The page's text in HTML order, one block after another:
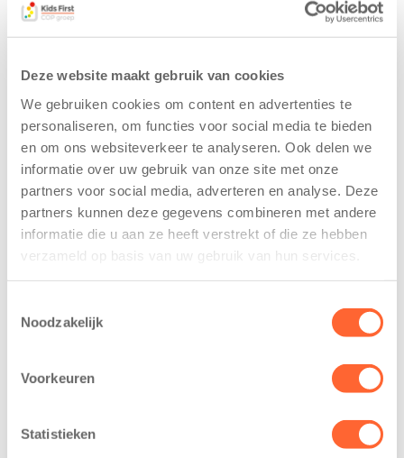
Deze website maakt gebruik van cookies
We gebruiken cookies om content en advertenties te
personaliseren, om functies voor social media te bieden
en om ons websiteverkeer te analyseren. Ook delen we
informatie over uw gebruik van onze site met onze
partners voor social media, adverteren en analyse. Deze
partners kunnen deze gegevens combineren met andere
informatie die u aan ze heeft verstrekt of die ze hebben
verzameld op basis van uw gebruik van hun services.
Noodzakelijk
Voorkeuren
Statistieken
Kinderen BSO
De
Westerburcht
trainen alvast
voor Kids First
Mini 4 Mijl
7 augustus 2026
van BSO De
donderdag alvast
Mini 4 Mijl. Zij
Kids First
tekent
koopcontract
voor nieuw
kindcentrum in
wijk Wiarda in
Leeuwarden
11 juni 2026
belangrijke stap
realisatie van een